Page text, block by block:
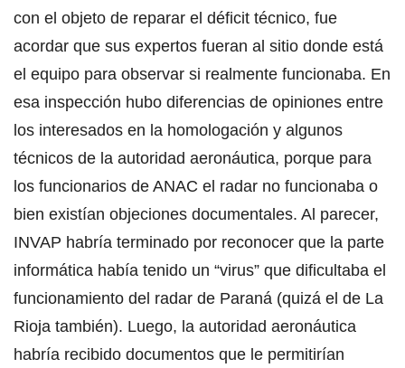
con el objeto de reparar el déficit técnico, fue
acordar que sus expertos fueran al sitio donde está
el equipo para observar si realmente funcionaba. En
esa inspección hubo diferencias de opiniones entre
los interesados en la homologación y algunos
técnicos de la autoridad aeronáutica, porque para
los funcionarios de ANAC el radar no funcionaba o
bien existían objeciones documentales. Al parecer,
INVAP habría terminado por reconocer que la parte
informática había tenido un “virus” que dificultaba el
funcionamiento del radar de Paraná (quizá el de La
Rioja también). Luego, la autoridad aeronáutica
habría recibido documentos que le permitirían